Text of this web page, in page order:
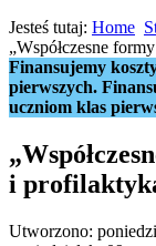
Jesteś tutaj: Home
„Współczesne
Finansujemy
pierwszych.
uczniom klas
i
Utworzono: